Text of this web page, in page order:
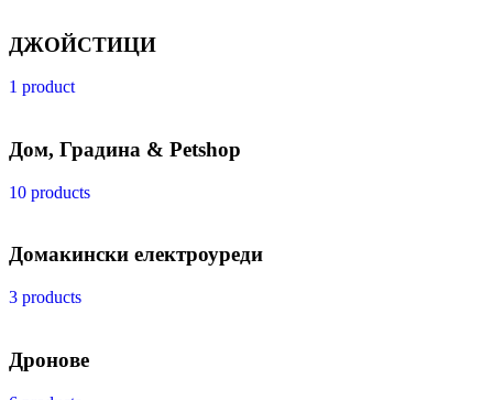
ДЖОЙСТИЦИ
1 product
Дом, Градина & Petshop
10 products
Домакински електроуреди
3 products
Дронове